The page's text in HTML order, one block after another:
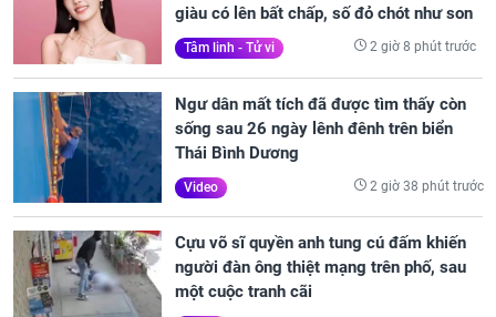
giàu có lên bất chấp, số đỏ chót như son
Tâm linh - Tử vi 2 giờ 8 phút trước
Ngư dân mất tích đã được tìm thấy còn
sống sau 26 ngày lênh đênh trên biển
Thái Bình Dương
Video 2 giờ 38 phút trước
Cựu võ sĩ quyền anh tung cú đấm khiến
người đàn ông thiệt mạng trên phố, sau
một cuộc tranh cãi